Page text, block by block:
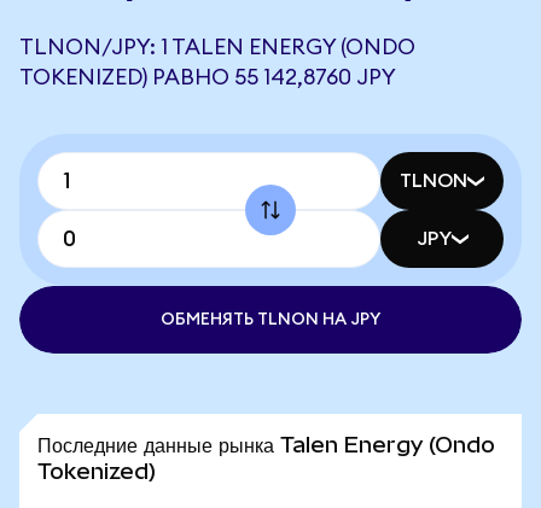
TLNON/JPY: 1 TALEN ENERGY (ONDO
TOKENIZED) РАВНО 55 142,8760 JPY
TLNON
JPY
ОБМЕНЯТЬ TLNON НА JPY
Последние данные рынка Talen Energy (Ondo
Tokenized)